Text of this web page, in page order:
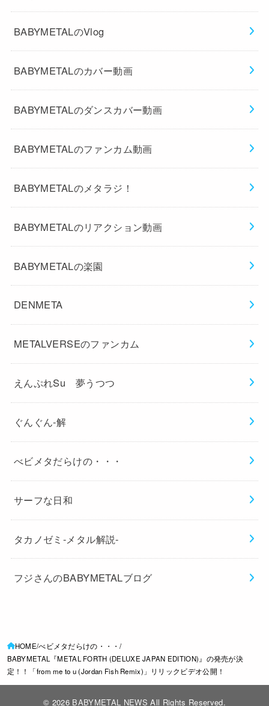
BABYMETALのVlog
BABYMETALのカバー動画
BABYMETALのダンスカバー動画
BABYMETALのファンカム動画
BABYMETALのメタラジ！
BABYMETALのリアクション動画
BABYMETALの楽園
DENMETA
METALVERSEのファンカム
えんぷれSu 夢うつつ
ぐんぐん-解
べビメタだらけの・・・
サーフな日和
タカノゼミ-メタル解説-
フジさんのBABYMETALブログ
HOME べビメタだらけの・・・
BABYMETAL『METAL FORTH (DELUXE JAPAN EDITION)』の発売が決
定！！「from me to u (Jordan Fish Remix)」リリックビデオ公開！
© 2026 BABYMETAL NEWS All Rights Reserved.